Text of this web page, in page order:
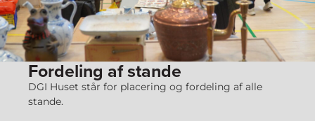
Fordeling af stande
DGI Huset står for placering og fordeling af alle
stande.